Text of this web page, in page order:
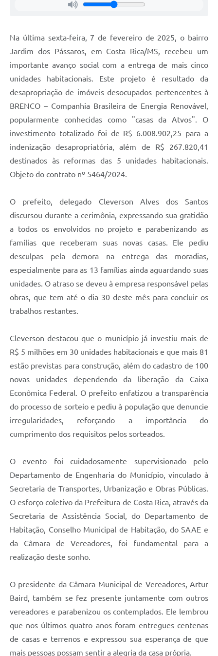
Na última sexta-feira, 7 de fevereiro de 2025, o bairro
Jardim dos Pássaros, em Costa Rica/MS, recebeu um
importante avanço social com a entrega de mais cinco
unidades habitacionais. Este projeto é resultado da
desapropriação de imóveis desocupados pertencentes à
BRENCO – Companhia Brasileira de Energia Renovável,
popularmente conhecidas como "casas da Atvos". O
investimento totalizado foi de R$ 6.008.902,25 para a
indenização desapropriatória, além de R$ 267.820,41
destinados às reformas das 5 unidades habitacionais.
Objeto do contrato nº 5464/2024.
O prefeito, delegado Cleverson Alves dos Santos
discursou durante a cerimônia, expressando sua gratidão
a todos os envolvidos no projeto e parabenizando as
famílias que receberam suas novas casas. Ele pediu
desculpas pela demora na entrega das moradias,
especialmente para as 13 famílias ainda aguardando suas
unidades. O atraso se deveu à empresa responsável pelas
obras, que tem até o dia 30 deste mês para concluir os
trabalhos restantes.
Cleverson destacou que o município já investiu mais de
R$ 5 milhões em 30 unidades habitacionais e que mais 81
estão previstas para construção, além do cadastro de 100
novas unidades dependendo da liberação da Caixa
Econômica Federal. O prefeito enfatizou a transparência
do processo de sorteio e pediu à população que denuncie
irregularidades, reforçando a importância do
cumprimento dos requisitos pelos sorteados.
O evento foi cuidadosamente supervisionado pelo
Departamento de Engenharia do Município, vinculado à
Secretaria de Transportes, Urbanização e Obras Públicas.
O esforço coletivo da Prefeitura de Costa Rica, através da
Secretaria de Assistência Social, do Departamento de
Habitação, Conselho Municipal de Habitação, do SAAE e
da Câmara de Vereadores, foi fundamental para a
realização deste sonho.
O presidente da Câmara Municipal de Vereadores, Artur
Baird, também se fez presente juntamente com outros
vereadores e parabenizou os contemplados. Ele lembrou
que nos últimos quatro anos foram entregues centenas
de casas e terrenos e expressou sua esperança de que
mais pessoas possam sentir a alegria da casa própria.